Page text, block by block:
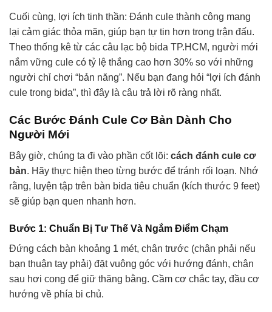
Cuối cùng, lợi ích tinh thần: Đánh cule thành công mang
lại cảm giác thỏa mãn, giúp bạn tự tin hơn trong trận đấu.
Theo thống kê từ các câu lạc bộ bida TP.HCM, người mới
nắm vững cule có tỷ lệ thắng cao hơn 30% so với những
người chỉ chơi “bản năng”. Nếu bạn đang hỏi “lợi ích đánh
cule trong bida”, thì đây là câu trả lời rõ ràng nhất.
Các Bước Đánh Cule Cơ Bản Dành Cho
Người Mới
Bây giờ, chúng ta đi vào phần cốt lõi: cách đánh cule cơ
bản. Hãy thực hiện theo từng bước để tránh rối loạn. Nhớ
rằng, luyện tập trên bàn bida tiêu chuẩn (kích thước 9 feet)
sẽ giúp bạn quen nhanh hơn.
Bước 1: Chuẩn Bị Tư Thế Và Ngắm Điểm Chạm
Đứng cách bàn khoảng 1 mét, chân trước (chân phải nếu
bạn thuận tay phải) đặt vuông góc với hướng đánh, chân
sau hơi cong để giữ thăng bằng. Cầm cơ chắc tay, đầu cơ
hướng về phía bi chủ.